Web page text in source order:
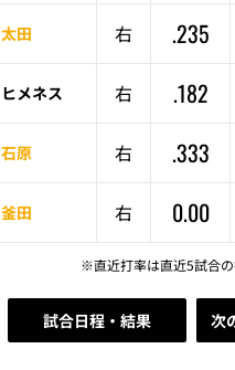
太田 右 .235
ヒメネス 右 .182
石原 右 .333
釜田 右 0.00
※直近打率は直近5試合の
試合日程・結果 次